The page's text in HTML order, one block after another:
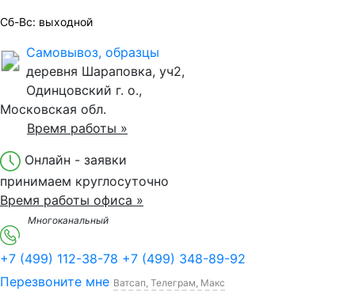
Сб-Вс: выходной
Самовывоз, образцы
деревня Шараповка, уч2,
Одинцовский г. о.,
Московская обл.
Время работы »
Онлайн - заявки
принимаем круглосуточно
Время работы офиса »
Многоканальный
+7 (499) 112-38-78 +7 (499) 348-89-92
Перезвоните мне Ватсап, Телеграм, Макс